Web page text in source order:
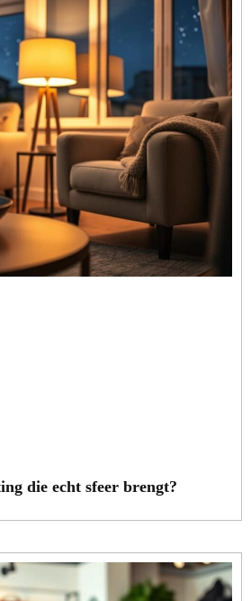
die echt sfeer brengt?